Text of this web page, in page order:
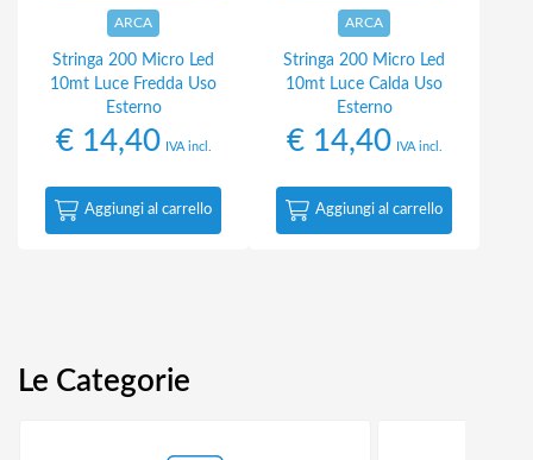
ARCA
Stringa 200 Micro Led
10mt Luce Fredda Uso
Esterno
€14,40 IVA incl.
Aggiungi al carrello
ARCA
Stringa 200 Micro Led
10mt Luce Calda Uso
Esterno
€14,40 IVA incl.
Aggiungi al carrello
Le Categorie